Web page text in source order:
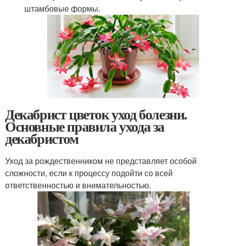
штамбовые формы.
Декабрист цветок уход болезни.
Основные правила ухода за
декабристом
Уход за рождественником не представляет особой
сложности, если к процессу подойти со всей
ответственностью и внимательностью.